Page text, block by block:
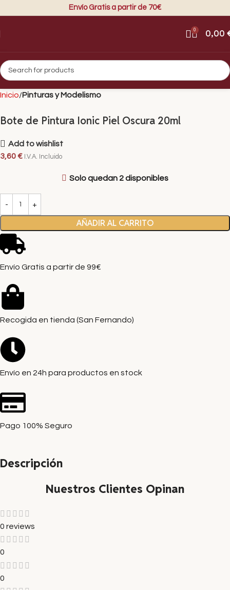
Envío Gratis a partir de 70€
0 0,00
Inicio Pinturas y Modelismo
Bote de Pintura Ionic Piel Oscura 20ml
Add to wishlist
3,60€ I.V.A. Incluido
Solo quedan 2 disponibles
AÑADIR AL CARRITO
Envío Gratis a partir de 99€
Recogida en tienda (San Fernando)
Envío en 24h para productos en stock
Pago 100% Seguro
Descripción
Nuestros Clientes Opinan
0 reviews
0
0